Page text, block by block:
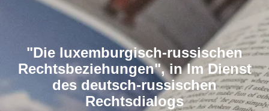
"Die luxemburgisch-russischen
Rechtsbeziehungen", in Im Dienst
des deutsch-russischen
Rechtsdialogs